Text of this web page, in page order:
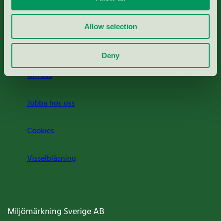
Allow selection
Deny
Rapporter & undersökningar
Press
Om oss
Jobba hos oss
Cookies
Visselblåsning
Miljömärkning Sverige AB